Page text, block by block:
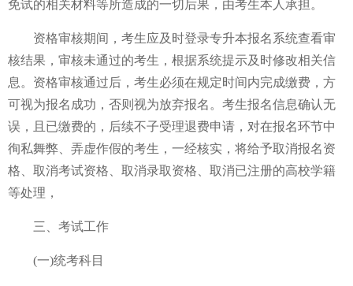
免试的相关材料等所造成的一切后果，由考生本人承担。
资格审核期间，考生应及时登录专升本报名系统查看审
核结果，审核未通过的考生，根据系统提示及时修改相关信
息。资格审核通过后，考生必须在规定时间内完成缴费，方
可视为报名成功，否则视为放弃报名。考生报名信息确认无
误，且已缴费的，后续不子受理退费申请，对在报名环节中
徇私舞弊、弄虚作假的考生，一经核实，将给予取消报名资
格、取消考试资格、取消录取资格、取消已注册的高校学籍
等处理，
三、考试工作
(一)统考科目